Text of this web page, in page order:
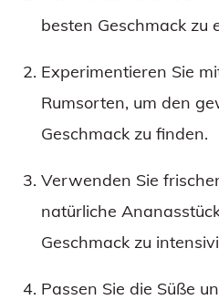
besten Geschmack zu
Experimentieren Sie
Rumsorten, um den
Geschmack zu finden.
Verwenden Sie
natürliche
Geschmack zu
Passen Sie die Süße